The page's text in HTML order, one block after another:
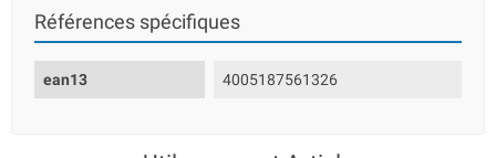
Références spécifiques
ean13 4005187561326